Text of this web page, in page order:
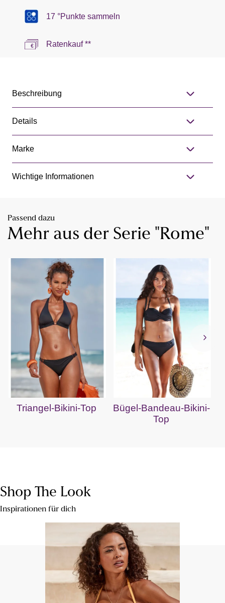
17 °Punkte sammeln
Ratenkauf **
Beschreibung
Details
Marke
Wichtige Informationen
Passend dazu
Mehr aus der Serie "Rome"
Triangel-Bikini-Top
Bügel-Bandeau-Bikini-
Top
Shop The Look
Inspirationen für dich